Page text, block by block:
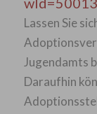
Lassen Sie
Jugendamts
Daraufhin